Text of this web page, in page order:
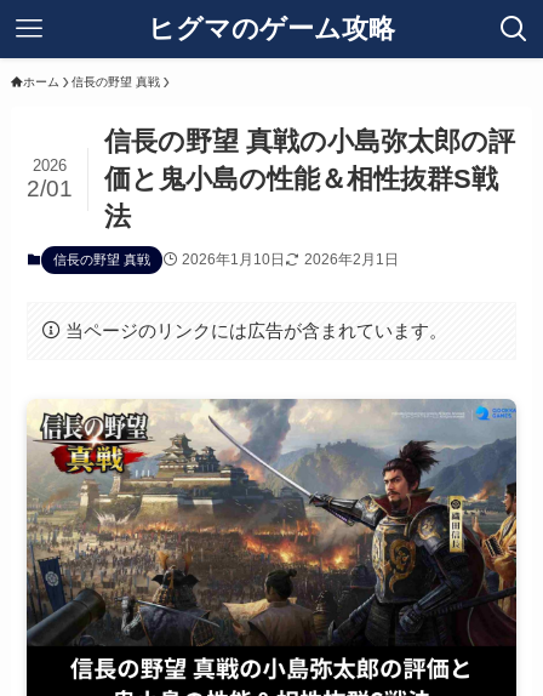
ヒグマのゲーム攻略
ホーム 信長の野望 真戦
信長の野望 真戦の小島弥太郎の評
価と鬼小島の性能＆相性抜群S戦
法
2026
2/01
信長の野望 真戦 2026年1月10日 2026年2月1日
当ページのリンクには広告が含まれています。